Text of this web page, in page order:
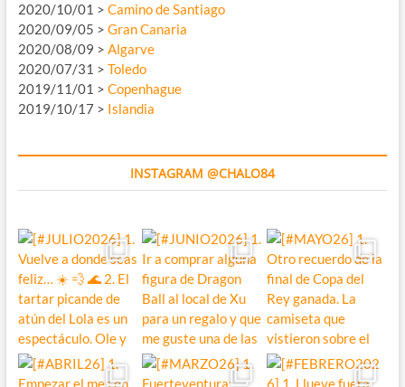
2020/10/01 > Camino de Santiago
2020/09/05 > Gran Canaria
2020/08/09 > Algarve
2020/07/31 > Toledo
2019/11/01 > Copenhague
2019/10/17 > Islandia
INSTAGRAM @CHALO84